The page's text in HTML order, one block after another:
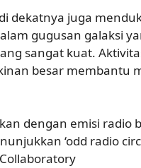
dekatnya juga
gugusan galaksi
sangat kuat.
besar membantu
dengan emisi radio
‘odd radio